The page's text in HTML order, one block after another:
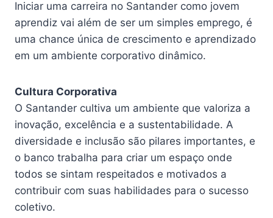
Iniciar uma carreira no Santander como jovem
aprendiz vai além de ser um simples emprego, é
uma chance única de crescimento e aprendizado
em um ambiente corporativo dinâmico.
Cultura Corporativa
O Santander cultiva um ambiente que valoriza a
inovação, excelência e a sustentabilidade. A
diversidade e inclusão são pilares importantes, e
o banco trabalha para criar um espaço onde
todos se sintam respeitados e motivados a
contribuir com suas habilidades para o sucesso
coletivo.